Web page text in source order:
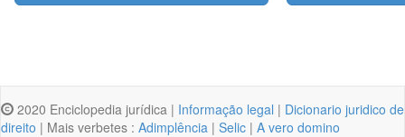
2020 Enciclopedia jurídica | Informação legal | Dicionario juridico de
direito | Mais verbetes : Adimplência | Selic | A vero domino